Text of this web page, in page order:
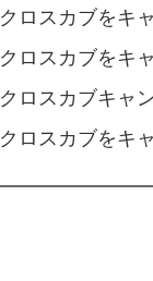
クロスカブをキ
クロスカブをキ
クロスカブキャ
クロスカブをキ